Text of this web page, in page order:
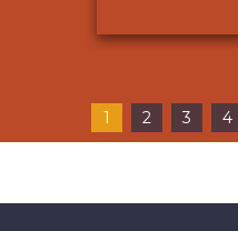
1 2 3 4